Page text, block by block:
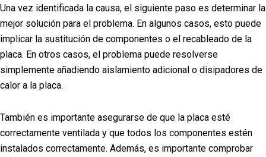
Una vez identificada la causa, el siguiente paso es determinar la
mejor solución para el problema. En algunos casos, esto puede
implicar la sustitución de componentes o el recableado de la
placa. En otros casos, el problema puede resolverse
simplemente añadiendo aislamiento adicional o disipadores de
calor a la placa.
También es importante asegurarse de que la placa esté
correctamente ventilada y que todos los componentes estén
instalados correctamente. Además, es importante comprobar